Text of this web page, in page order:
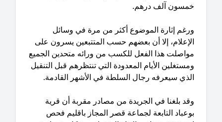
آلف درهم.
إثارة الموضوع أكثر من مرة في وسائل
إلا أن بعضهم حسب المتتبعين يسرون على
هذا الفعل للكسب من ورائه متحدين الجميع
الأيام المعدودة التي تنتظرهم قبل التنقيل
سيعرفه رجال السلطة في الأشهر القادمة.
بلغنا في الجريدة من مصادر مقربة أن قرية
التابعة لجماعة قصر المجاز باقليم فحص